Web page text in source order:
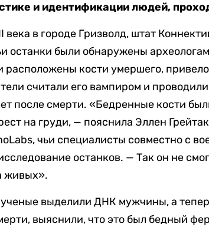
и идентификации людей,
века в городе Гризволд, штат
останки были обнаружены
расположены кости умершего,
считали его вампиром и
после смерти. «Бедренные кости
на груди, — пояснила Эллен
чьи специалисты совместно с
останков. — Так он не
живых».
выделили ДНК мужчины, а
выяснили, что это был бедный